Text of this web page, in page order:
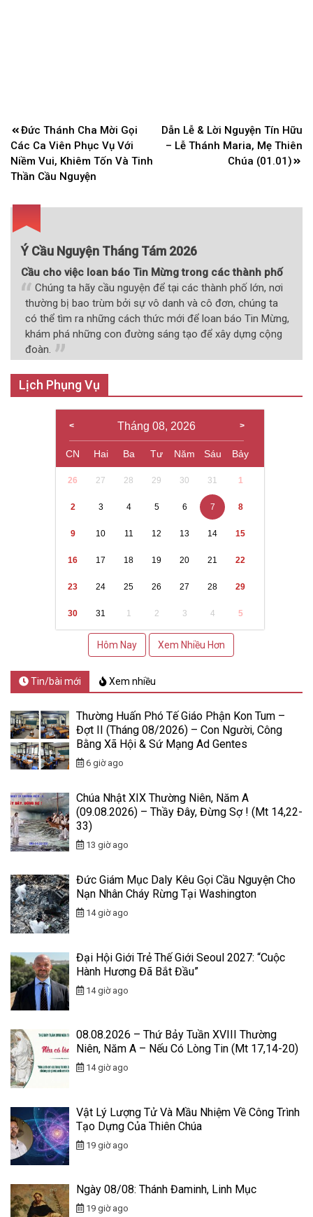
Điều
hướng
bài
viết
Đức Thánh Cha Mời Gọi
Các Ca Viên Phục Vụ Với
Niềm Vui, Khiêm Tốn Và Tinh
Thần Cầu Nguyện
Dẫn Lễ & Lời Nguyện Tín Hữu
– Lễ Thánh Maria, Mẹ Thiên
Chúa (01.01)
Ý Cầu Nguyện Tháng Tám 2026
Cầu cho việc loan báo Tin Mừng trong các thành phố
Chúng ta hãy cầu nguyện để tại các thành phố lớn, nơi
thường bị bao trùm bởi sự vô danh và cô đơn, chúng ta
có thể tìm ra những cách thức mới để loan báo Tin Mừng,
khám phá những con đường sáng tạo để xây dựng cộng
đoàn.
Lịch Phụng Vụ
Tháng 08, 2026
CN Hai Ba Tư Năm Sáu Bảy
26 27 28 29 30 31 1
2 3 4 5 6 7 8
9 10 11 12 13 14 15
16 17 18 19 20 21 22
23 24 25 26 27 28 29
30 31 1 2 3 4 5
Hôm Nay Xem Nhiều Hơn
Tin/bài mới Xem nhiều
Thường Huấn Phó Tế Giáo Phận Kon Tum –
Đợt II (Tháng 08/2026) – Con Người, Công
Bằng Xã Hội & Sứ Mạng Ad Gentes
6 giờ ago
Chúa Nhật XIX Thường Niên, Năm A
(09.08.2026) – Thầy Đây, Đừng Sợ ! (Mt 14,22-
33)
13 giờ ago
Đức Giám Mục Daly Kêu Gọi Cầu Nguyện Cho
Nạn Nhân Cháy Rừng Tại Washington
14 giờ ago
Đại Hội Giới Trẻ Thế Giới Seoul 2027: “Cuộc
Hành Hương Đã Bắt Đầu”
14 giờ ago
08.08.2026 – Thứ Bảy Tuần XVIII Thường
Niên, Năm A – Nếu Có Lòng Tin (Mt 17,14-20)
14 giờ ago
Vật Lý Lượng Tử Và Mầu Nhiệm Về Công Trình
Tạo Dựng Của Thiên Chúa
19 giờ ago
Ngày 08/08: Thánh Đaminh, Linh Mục
19 giờ ago